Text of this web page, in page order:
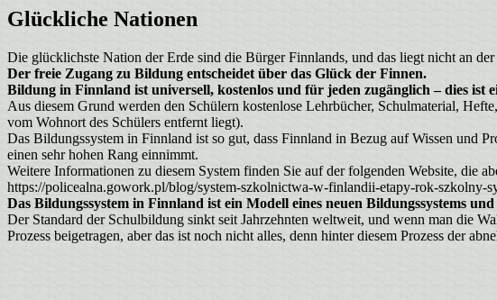
Glückliche Nationen
Die glücklichste Nation der Erde sind die Bürger Finnlands, und das liegt nicht an
Der freie Zugang zu Bildung entscheidet über das Glück der Finnen.
Bildung in Finnland ist universell, kostenlos und für jeden zugänglich – dies ist
Aus diesem Grund werden den Schülern kostenlose Lehrbücher, Schulmaterial,
vom Wohnort des Schülers entfernt liegt).
Das Bildungssystem in Finnland ist so gut, dass Finnland in Bezug auf Wissen und
einen sehr hohen Rang einnimmt.
Weitere Informationen zu diesem System finden Sie auf der folgenden Website, die
https://policealna.gowork.pl/blog/system-szkolnictwa-w-finlandii-etapy-rok-szkolny-
Das Bildungssystem in Finnland ist ein Modell eines neuen Bildungssystems
Der Standard der Schulbildung sinkt seit Jahrzehnten weltweit, und wenn man die
Prozess beigetragen, aber das ist noch nicht alles, denn hinter diesem Prozess der